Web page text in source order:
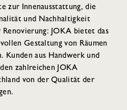
zur Innenausstattung, die
und Nachhaltigkeit
JOKA bietet das
Gestaltung von Räumen
Kunden aus Handwerk und
zahlreichen JOKA
von der Qualität der